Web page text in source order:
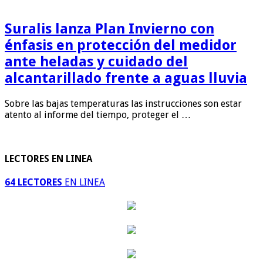
Suralis lanza Plan Invierno con
énfasis en protección del medidor
ante heladas y cuidado del
alcantarillado frente a aguas lluvia
Sobre las bajas temperaturas las instrucciones son estar
atento al informe del tiempo, proteger el …
LECTORES EN LINEA
64 LECTORES EN LINEA